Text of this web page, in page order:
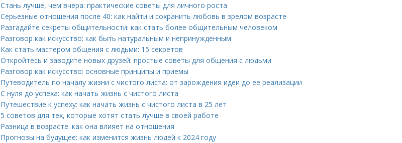
Стань лучше, чем вчера: практические советы для личного роста
Серьезные отношения после 40: как найти и сохранить любовь в зрелом возрасте
Разгадайте секреты общительности: как стать более общительным человеком
Разговор как искусство: как быть натуральным и непринужденным
Как стать мастером общения с людьми: 15 секретов
Откройтесь и заводите новых друзей: простые советы для общения с людьми
Разговор как искусство: основные принципы и приемы
Путеводитель по началу жизни с чистого листа: от зарождения идеи до ее реализации
С нуля до успеха: как начать жизнь с чистого листа
Путешествие к успеху: как начать жизнь с чистого листа в 25 лет
5 советов для тех, которые хотят стать лучше в своей работе
Разница в возрасте: как она влияет на отношения
Прогнозы на будущее: как изменится жизнь людей к 2024 году